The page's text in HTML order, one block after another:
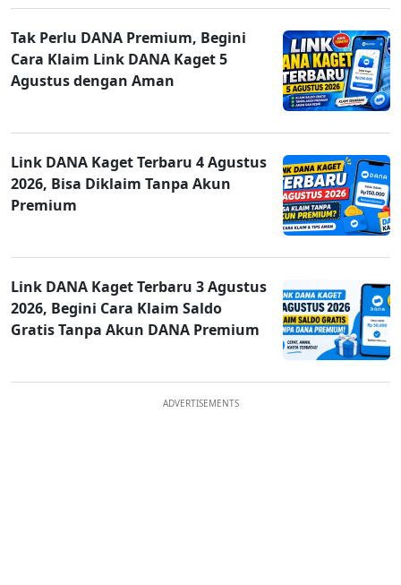
Tak Perlu DANA Premium, Begini
Cara Klaim Link DANA Kaget 5
Agustus dengan Aman
Link DANA Kaget Terbaru 4 Agustus
2026, Bisa Diklaim Tanpa Akun
Premium
Link DANA Kaget Terbaru 3 Agustus
2026, Begini Cara Klaim Saldo
Gratis Tanpa Akun DANA Premium
ADVERTISEMENTS